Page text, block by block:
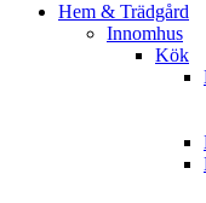
Hem & Trädgård
Innomhus
Kök